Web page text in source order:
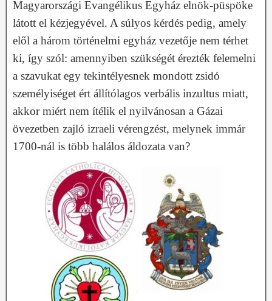
Magyarországi Evangélikus Egyház elnök-püspöke
látott el kézjegyével. A súlyos kérdés pedig, amely
elől a három történelmi egyház vezetője nem térhet
ki, így szól: amennyiben szükségét érezték felemelni
a szavukat egy tekintélyesnek mondott zsidó
személyiséget ért állítólagos verbális inzultus miatt,
akkor miért nem ítélik el nyilvánosan a Gázai
övezetben zajló izraeli vérengzést, melynek immár
1700-nál is több halálos áldozata van?